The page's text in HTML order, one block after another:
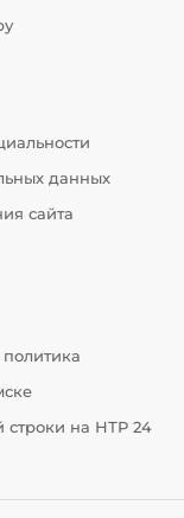
данных
сайта
строки на НТР 24